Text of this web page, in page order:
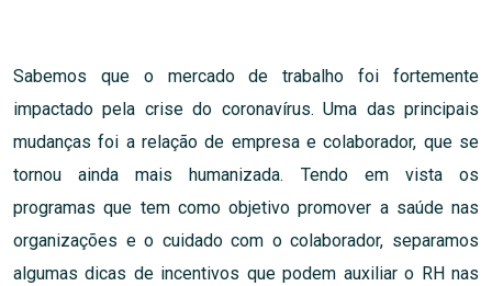
Sabemos que o mercado de trabalho foi fortemente
impactado pela crise do coronavírus. Uma das principais
mudanças foi a relação de empresa e colaborador, que se
tornou ainda mais humanizada. Tendo em vista os
programas que tem como objetivo promover a saúde nas
organizações e o cuidado com o colaborador, separamos
algumas dicas de incentivos que podem auxiliar o RH nas